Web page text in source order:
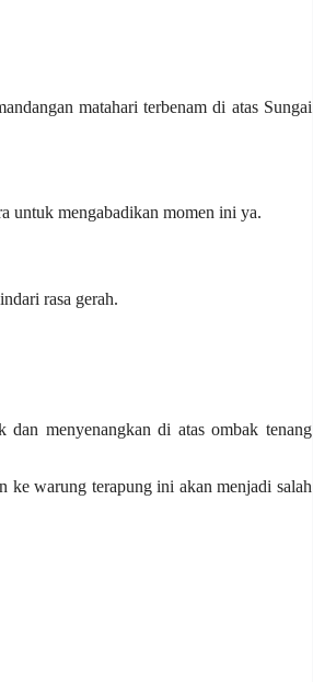
matahari terbenam di atas Sungai
untuk mengabadikan momen ini ya.
rasa gerah.
menyenangkan di atas ombak tenang
ke warung terapung ini akan menjadi salah